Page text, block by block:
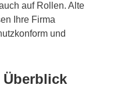
auf Rollen. Alte
Ihre Firma
und
Überblick